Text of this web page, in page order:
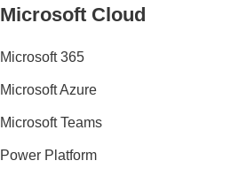
Microsoft Cloud
Microsoft 365
Microsoft Azure
Microsoft Teams
Power Platform